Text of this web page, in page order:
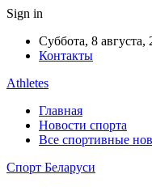
Sign in
Суббота, 8 августа,
Контакты
Athletes
Главная
Новости спорта
Все спортивные
Спорт Беларуси